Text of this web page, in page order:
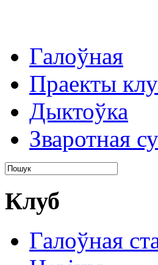
Галоўная
Праекты
Дыктоўка
Зваротная
Клуб
Галоўная